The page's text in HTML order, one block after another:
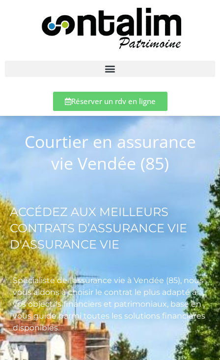
Réserver un rdv en ligne
Courtier en assurance
vie Vendée (85)
ACCÉDEZ AUX MEILLEURS
CONTRATS D’ASSURANCE VIE
D'ASSURANCE VIE
Spécialiste de l’assurance vie à Vendée (85), nous
vous aidons à choisir le contrat le plus adapté à
vos objectifs financiers et patrimoniaux, basé en ,
vous guide parmi toutes les solutions financières
disponibles.